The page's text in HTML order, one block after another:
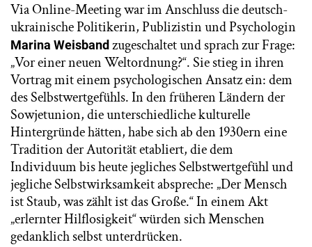
Via Online-Meeting war im Anschluss die deutsch-
ukrainische Politikerin, Publizistin und Psychologin
Marina Weisband zugeschaltet und sprach zur Frage:
„Vor einer neuen Weltordnung?“. Sie stieg in ihren
Vortrag mit einem psychologischen Ansatz ein: dem
des Selbstwertgefühls. In den früheren Ländern der
Sowjetunion, die unterschiedliche kulturelle
Hintergründe hätten, habe sich ab den 1930ern eine
Tradition der Autorität etabliert, die dem
Individuum bis heute jegliches Selbstwertgefühl und
jegliche Selbstwirksamkeit abspreche: „Der Mensch
ist Staub, was zählt ist das Große.“ In einem Akt
„erlernter Hilflosigkeit“ würden sich Menschen
gedanklich selbst unterdrücken.